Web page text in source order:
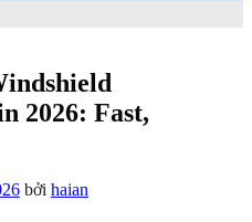
2026: Fast,
bởi haian